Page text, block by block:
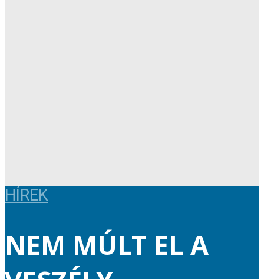
HÍREK
NEM MÚLT EL A